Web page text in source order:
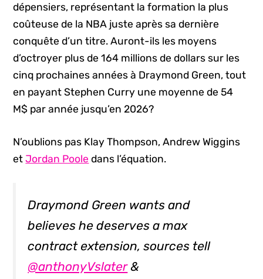
dépensiers, représentant la formation la plus
coûteuse de la NBA juste après sa dernière
conquête d’un titre. Auront-ils les moyens
d’octroyer plus de 164 millions de dollars sur les
cinq prochaines années à Draymond Green, tout
en payant Stephen Curry une moyenne de 54
M$ par année jusqu’en 2026?
N’oublions pas Klay Thompson, Andrew Wiggins
etJordan Poole dans l’équation.
Draymond Green wants and
believes he deserves a max
contract extension, sources tell
@anthonyVslater&